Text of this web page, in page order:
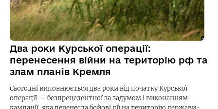
Два роки Курської операції:
перенесення війни на територію рф та
злам планів Кремля
Сьогодні виповнюється два роки від початку Курської
операції — безпрецедентної за задумом і виконанням